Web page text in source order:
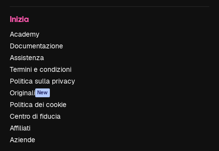
Inizia
Academy
Documentazione
Assistenza
Termini e condizioni
Politica sulla privacy
Originali New
Politica dei cookie
Centro di fiducia
Affiliati
Aziende